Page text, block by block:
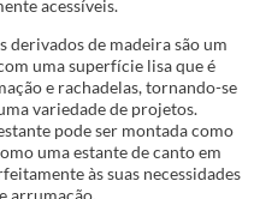
acessíveis.
derivados de madeira são um
uma superfície lisa que é
e rachadelas, tornando-se
variedade de projetos.
pode ser montada como
uma estante de canto em
às suas necessidades